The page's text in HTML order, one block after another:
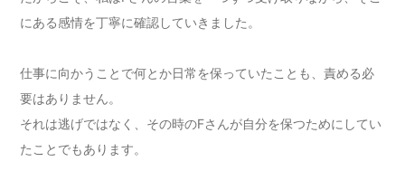
にある感情を丁寧に確認していきました。
仕事に向かうことで何とか日常を保っていたことも、責める必
要はありません。
それは逃げではなく、その時のFさんが自分を保つためにしてい
たことでもあります。